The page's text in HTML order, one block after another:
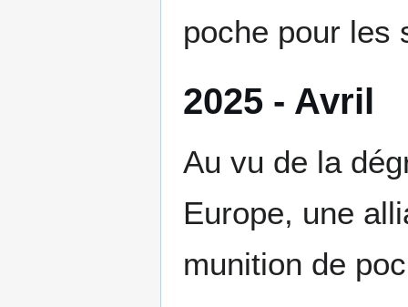
poche pour les
2025 - Avril
Au vu de la
Europe, une
munition de